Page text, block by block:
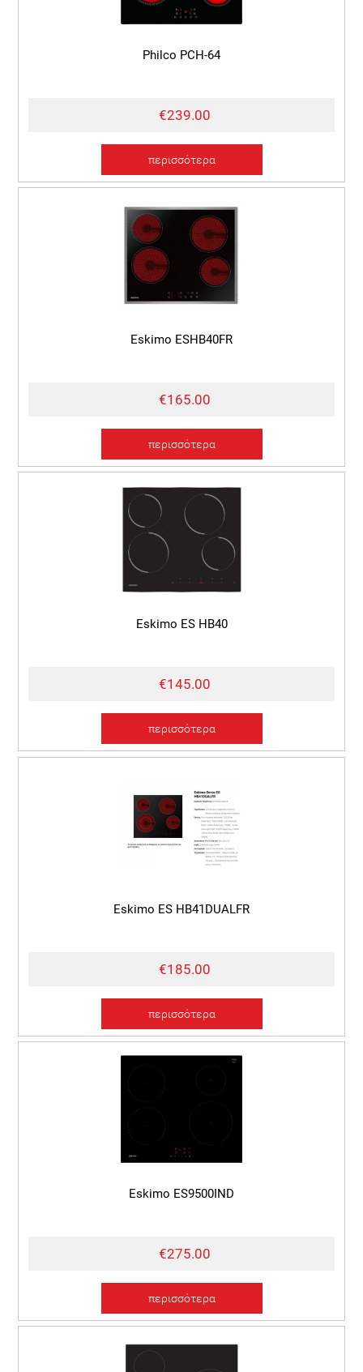
Philco PCH-64
€239.00
περισσότερα
Eskimo ESHB40FR
€165.00
περισσότερα
Eskimo ES HB40
€145.00
περισσότερα
Eskimo ES HB41DUALFR
€185.00
περισσότερα
Eskimo ES9500IND
€275.00
περισσότερα